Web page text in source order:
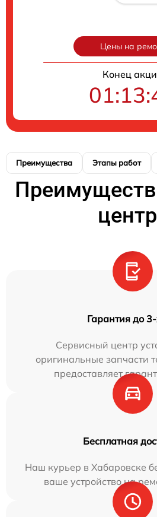
Цены на
Конец
Преимущества Этапы работ
Гарантия до
Сервисный центр
оригинальные запчасти
предоставляет
Бесплатная
Наш курьер в Хабаровске
ваше устройство на